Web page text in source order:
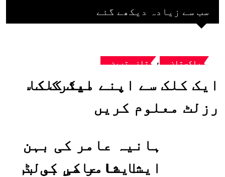
سب سے زیادہ دیکھے گئے
پاکستان , تازہ ترین
ایک کلک سے اپنے میٹرک کا
رزلٹ معلوم کریں
ہانیہ عامر کی بہن
ایشا عامر کی بولڈ